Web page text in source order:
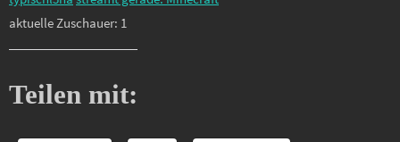
aktuelle Zuschauer: 1
Teilen mit: